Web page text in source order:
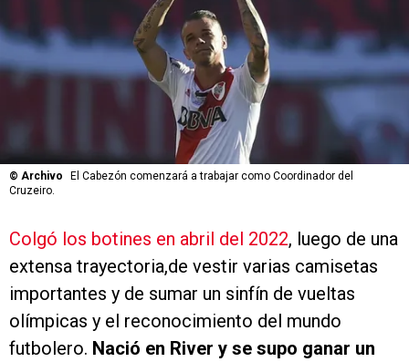
© Archivo
El Cabezón comenzará a trabajar como Coordinador del
Cruzeiro.
Colgó los botines en abril del 2022, luego de una
extensa trayectoria,de vestir varias camisetas
importantes y de sumar un sinfín de vueltas
olímpicas y el reconocimiento del mundo
futbolero. Nació en River y se supo ganar un